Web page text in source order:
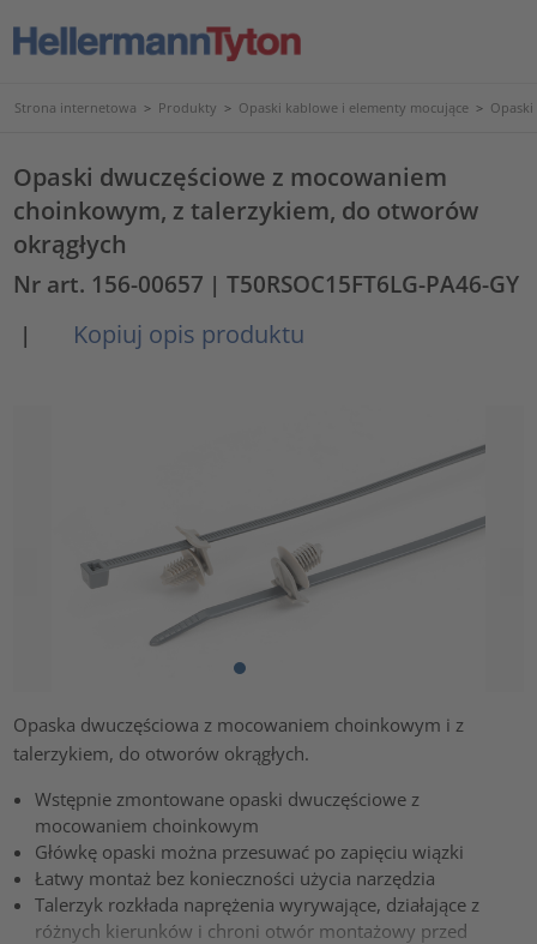
Strona internetowa > Produkty > Opaski kablowe i elementy mocujące >
Opaski dwuczęściowe z mocowaniem
choinkowym, z talerzykiem, do otworów
okrągłych
Nr art. 156-00657 | T50RSOC15FT6LG-PA46-GY
|
Kopiuj opis produktu
Opaska dwuczęściowa z mocowaniem choinkowym i z
talerzykiem, do otworów okrągłych.
Wstępnie zmontowane opaski dwuczęściowe z
mocowaniem choinkowym
Główkę opaski można przesuwać po zapięciu wiązki
Łatwy montaż bez konieczności użycia narzędzia
Talerzyk rozkłada naprężenia wyrywające, działające z
różnych kierunków i chroni otwór montażowy przed